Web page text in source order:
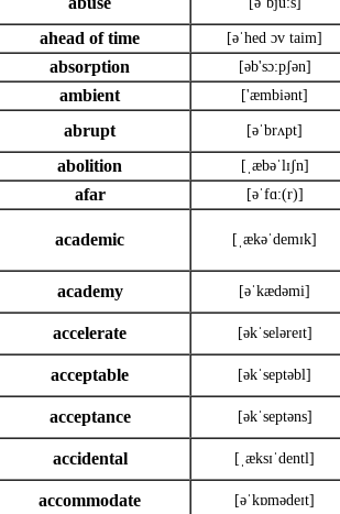
ahead of time [əˈhed ɔv taim]
absorption [əb'sɔ:pʃən]
ambient ['æmbiənt]
abrupt [əˈbrʌpt]
abolition [ˌæbəˈlɪʃn]
afar [əˈfɑ:(r)]
academic [ˌækəˈdemɪk]
academy [əˈkædəmi]
accelerate [əkˈseləreɪt]
acceptable [əkˈseptəbl]
acceptance [əkˈseptəns]
accidental [ˌæksɪˈdentl]
accommodate [əˈkɒmədeɪt]